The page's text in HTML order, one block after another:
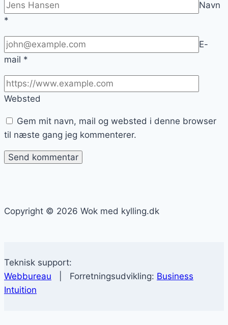
Navn
*
E-
mail *
Websted
Gem mit navn, mail og websted i denne browser
til næste gang jeg kommenterer.
Copyright © 2026 Wok med kylling.dk
Teknisk support:
Webbureau | Forretningsudvikling: Business
Intuition